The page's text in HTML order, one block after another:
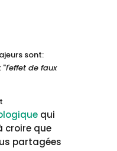
sont:
"l'effet de faux
qui
croire que
partagées